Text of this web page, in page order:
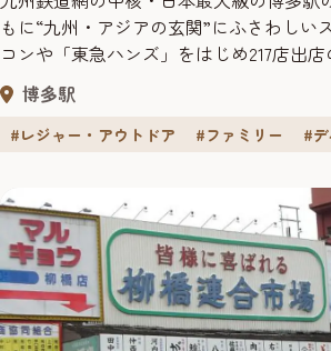
もに“九州・アジアの玄関”にふさわしい
コンや「東急ハンズ」をはじめ217店出
博多」と最新ブランドがそろう「HAKATA
の「博多阪急」が入店。11スクリーンを
「Ｔ・ジョイ博多」もある。 屋上にある
博多駅
#レジャー・アウトドア #ファミリー #